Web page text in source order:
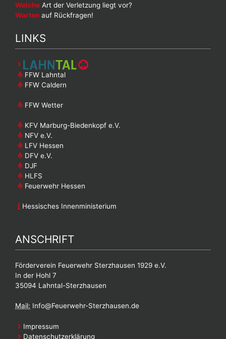
Welche Art der Verletzung liegt vor?
Warten auf Rückfragen!
LINKS
FFW Lahntal
FFW Caldern
FFW Wetter
KFV Marburg-Biedenkopf e.V.
NFV e.V.
LFV Hessen
DFV e.V.
DJF
HLFS
Feuerwehr Hessen
Hessisches Innenministerium
ANSCHRIFT
Förderverein Feuerwehr Sterzhausen 1929 e.V.
In der Hohl 7
35094 Lahntal-Sterzhausen
Mail: Info@Feuerwehr-Sterzhausen.de
Impressum
Datenschutzerklärung